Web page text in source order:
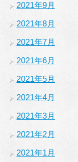
2021年9月
2021年8月
2021年7月
2021年6月
2021年5月
2021年4月
2021年3月
2021年2月
2021年1月